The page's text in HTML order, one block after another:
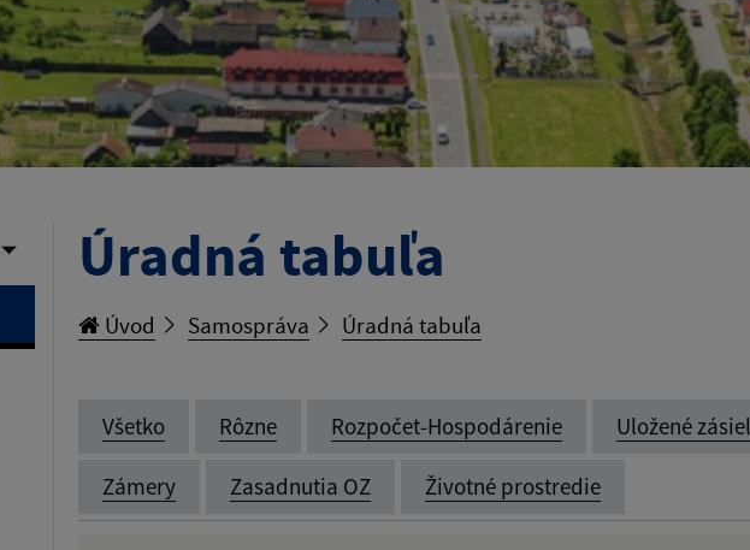
Úradná tabuľa
Úvod Samospráva Úradná tabuľa
Všetko Rôzne Rozpočet-Hospodárenie Uložené
Zámery Zasadnutia OZ Životné prostredie